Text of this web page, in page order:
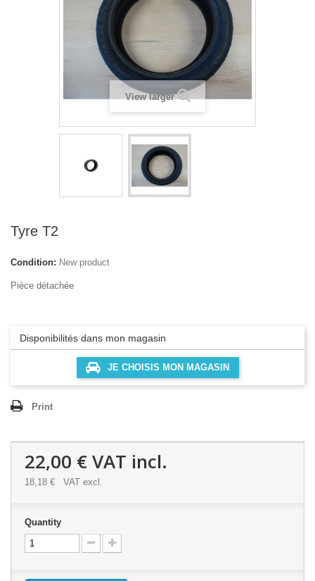
View larger
Tyre T2
Condition: New product
Pièce détachée
Disponibilités dans mon magasin
JE CHOISIS MON MAGASIN
Print
22,00 €VAT incl.
18,18 € VAT excl.
Quantity